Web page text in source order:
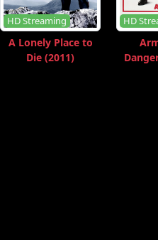
HD Streaming
A Lonely Place to
Die (2011)
HD